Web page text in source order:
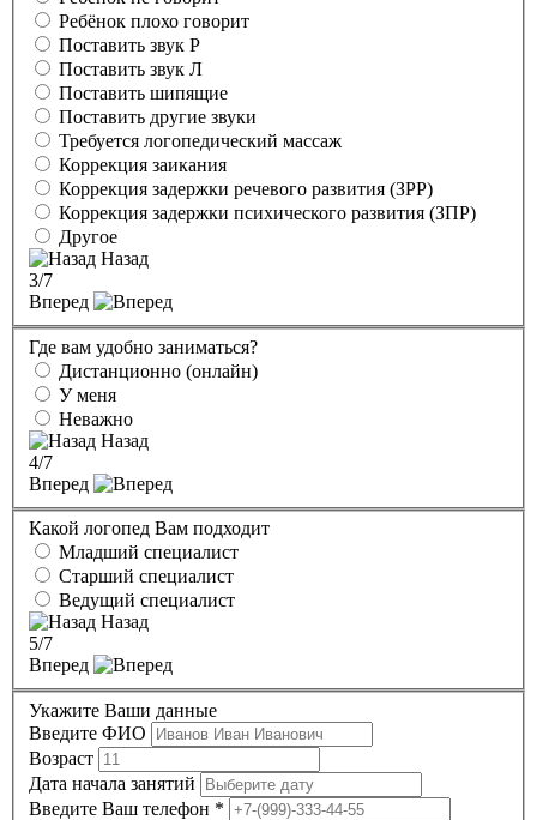
Ребёнок плохо говорит
Поставить звук Р
Поставить звук Л
Поставить шипящие
Поставить другие звуки
Требуется логопедический массаж
Коррекция заикания
Коррекция задержки речевого развития (ЗРР)
Коррекция задержки психического развития (ЗПР)
Другое
Назад
3/7
Вперед
Где вам удобно заниматься?
Дистанционно (онлайн)
У меня
Неважно
Назад
4/7
Вперед
Какой логопед Вам подходит
Младший специалист
Старший специалист
Ведущий специалист
Назад
5/7
Вперед
Укажите Ваши данные
Введите ФИО
Возраст
Дата начала занятий
Введите Ваш телефон *